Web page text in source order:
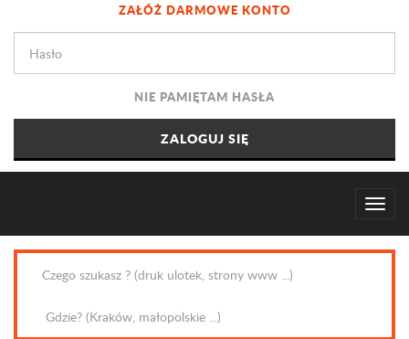
ZAŁÓŻ DARMOWE KONTO
NIE PAMIĘTAM HASŁA